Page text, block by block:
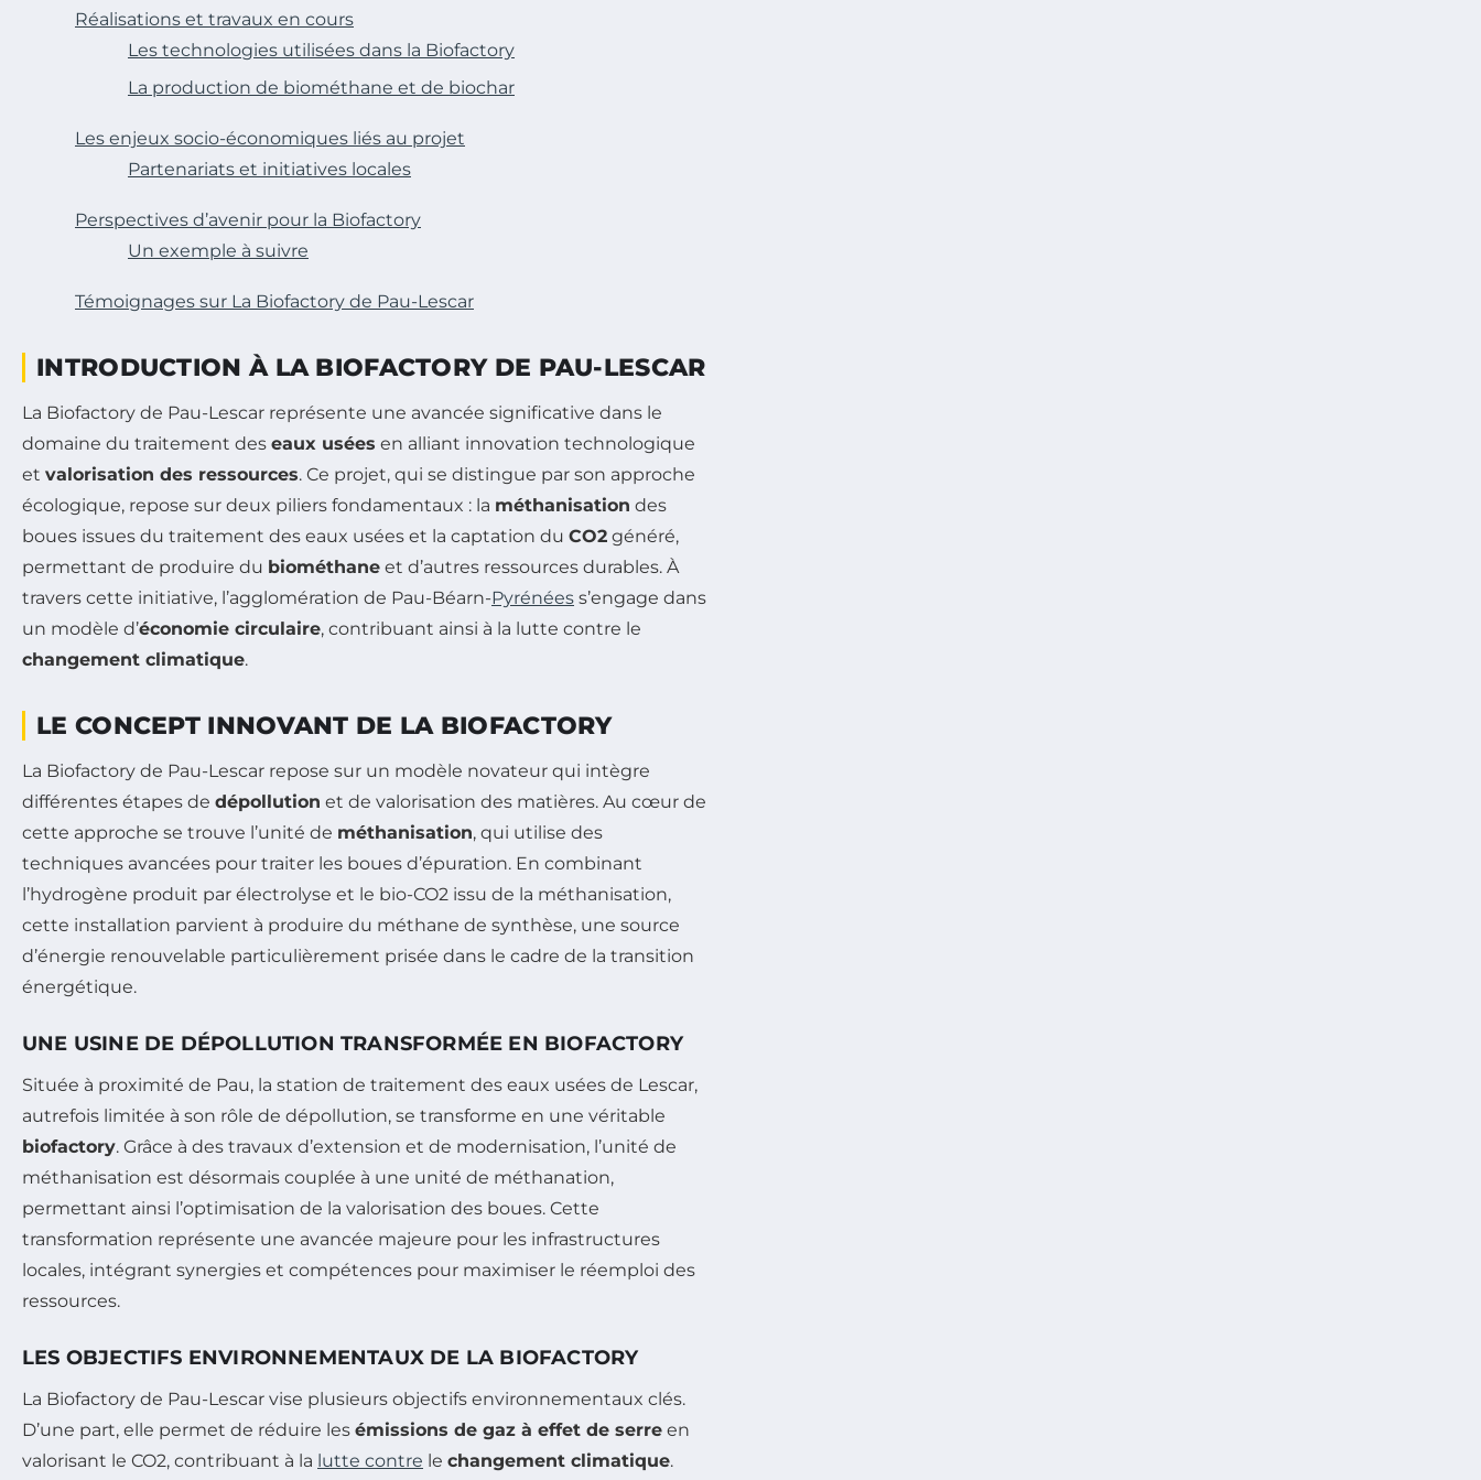
Réalisations et travaux en cours
Les technologies utilisées dans la Biofactory
La production de biométhane et de biochar
Les enjeux socio-économiques liés au projet
Partenariats et initiatives locales
Perspectives d’avenir pour la Biofactory
Un exemple à suivre
Témoignages sur La Biofactory de Pau-Lescar
INTRODUCTION À LA BIOFACTORY DE PAU-LESCAR
La Biofactory de Pau-Lescar représente une avancée significative dans le
domaine du traitement des eaux usées en alliant innovation technologique
et valorisation des ressources. Ce projet, qui se distingue par son approche
écologique, repose sur deux piliers fondamentaux : la méthanisation des
boues issues du traitement des eaux usées et la captation du CO2 généré,
permettant de produire du biométhane et d’autres ressources durables. À
travers cette initiative, l’agglomération de Pau-Béarn-Pyrénées s’engage dans
un modèle d’économie circulaire, contribuant ainsi à la lutte contre le
changement climatique.
LE CONCEPT INNOVANT DE LA BIOFACTORY
La Biofactory de Pau-Lescar repose sur un modèle novateur qui intègre
différentes étapes de dépollution et de valorisation des matières. Au cœur de
cette approche se trouve l’unité de méthanisation, qui utilise des
techniques avancées pour traiter les boues d’épuration. En combinant
l’hydrogène produit par électrolyse et le bio-CO2 issu de la méthanisation,
cette installation parvient à produire du méthane de synthèse, une source
d’énergie renouvelable particulièrement prisée dans le cadre de la transition
énergétique.
UNE USINE DE DÉPOLLUTION TRANSFORMÉE EN BIOFACTORY
Située à proximité de Pau, la station de traitement des eaux usées de Lescar,
autrefois limitée à son rôle de dépollution, se transforme en une véritable
biofactory. Grâce à des travaux d’extension et de modernisation, l’unité de
méthanisation est désormais couplée à une unité de méthanation,
permettant ainsi l’optimisation de la valorisation des boues. Cette
transformation représente une avancée majeure pour les infrastructures
locales, intégrant synergies et compétences pour maximiser le réemploi des
ressources.
LES OBJECTIFS ENVIRONNEMENTAUX DE LA BIOFACTORY
La Biofactory de Pau-Lescar vise plusieurs objectifs environnementaux clés.
D’une part, elle permet de réduire les émissions de gaz à effet de serre en
valorisant le CO2, contribuant à la lutte contre le changement climatique.